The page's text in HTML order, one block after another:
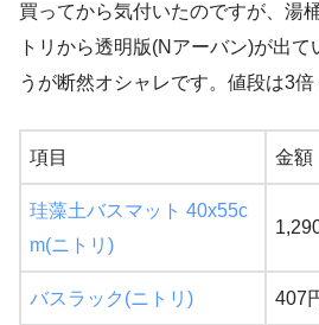
買ってから気付いたのですが、湯
トリから透明版(Nアーバン)が出
うが断然オシャレです。値段は3倍
項目 金額
珪藻土バスマット 40x55c
m(ニトリ)
バスラック(ニトリ) 407